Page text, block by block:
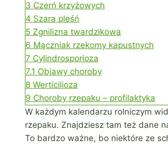
3 Czerń krzyżowych
4 Szara pleśń
5 Zgnilizna twardzikowa
6 Mączniak rzekomy kapustnych
7 Cylindrosporioza
7.1 Objawy choroby
8 Werticilioza
9 Choroby rzepaku – profilaktyka
W każdym kalendarzu rolniczym
rzepaku. Znajdziesz tam też dane
To bardzo ważne, bo niektóre ze